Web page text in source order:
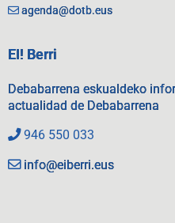
agenda@dotb.eus
EI! Berri
Debabarrena eskualdeko
actualidad de Debabarrena
946 550 033
info@eiberri.eus